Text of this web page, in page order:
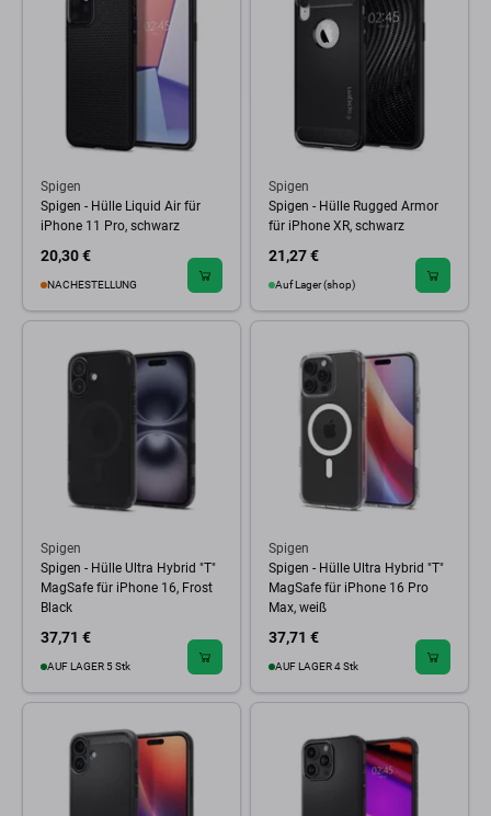
Spigen
Spigen - Hülle Liquid Air für
iPhone 11 Pro, schwarz
20,30 €
NACHESTELLUNG
Spigen
Spigen - Hülle Rugged Armor
für iPhone XR, schwarz
21,27 €
Auf Lager (shop)
Spigen
Spigen - Hülle Ultra Hybrid "T"
MagSafe für iPhone 16, Frost
Black
37,71 €
AUF LAGER 5 Stk
Spigen
Spigen - Hülle Ultra Hybrid "T"
MagSafe für iPhone 16 Pro
Max, weiß
37,71 €
AUF LAGER 4 Stk